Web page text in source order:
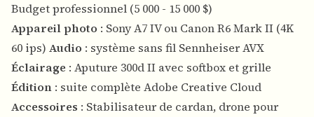
Budget professionnel (5 000 - 15 000 $)
Appareil photo : Sony A7 IV ou Canon R6 Mark II (4K
60 ips) Audio : système sans fil Sennheiser AVX
Éclairage : Aputure 300d II avec softbox et grille
Édition : suite complète Adobe Creative Cloud
Accessoires : Stabilisateur de cardan, drone pour